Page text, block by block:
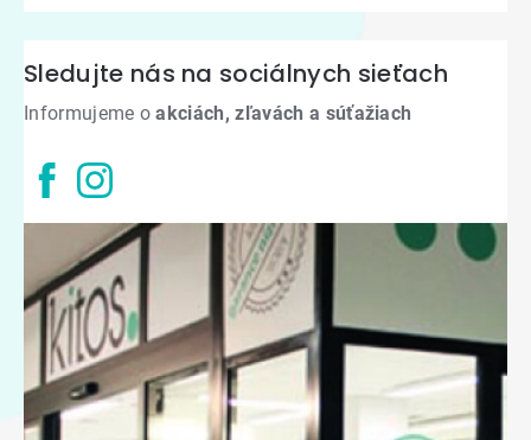
Sledujte nás na sociálnych sieťach
Informujeme oakciách, zľavách a súťažiach